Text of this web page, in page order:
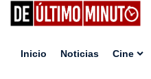
Inicio Noticias Cine